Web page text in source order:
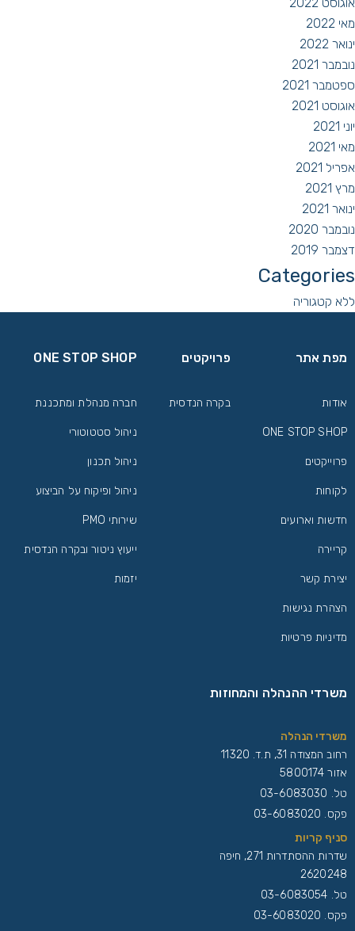
מאי 2022
ינואר 2022
נובמבר 2021
ספטמבר 2021
אוגוסט 2021
יוני 2021
מאי 2021
אפריל 2021
מרץ 2021
ינואר 2021
נובמבר 2020
דצמבר 2019
Categories
ללא קטגוריה
מפת אתר
אודות
ONE STOP SHOP
פרוייקטים
לקוחות
חדשות וארועים
קריירה
יצירת קשר
הצהרת נגישות
מדיניות פרטיות
פרויקטים
בקרה הנדסית
ONE STOP SHOP
חברה מנהלת ומתכננת
ניהול סטטוטורי
ניהול תכנון
ניהול ופיקוח על הביצוע
שירותי PMO
ייעוץ ניטור ובקרה הנדסית
יזמות
משרדי ההנהלה והמחוזות
משרדי הנהלה
רחוב המצודה 31, ת.ד. 11320
אזור 5800174
טל. 03-6083030
פקס. 03-6083020
סניף קריות
שדרות ההסתדרות 271, חיפה
2620248
טל. 03-6083054
פקס. 03-6083020